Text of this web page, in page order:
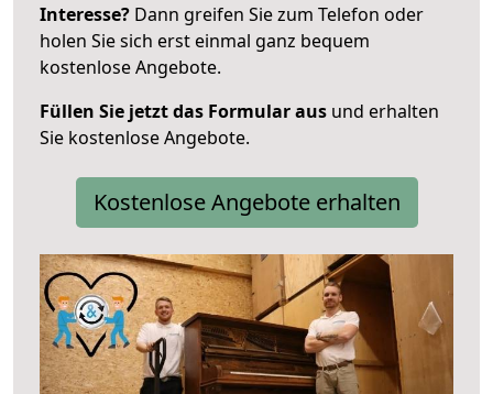
Interesse? Dann greifen Sie zum Telefon oder
holen Sie sich erst einmal ganz bequem
kostenlose Angebote.
Füllen Sie jetzt das Formular aus und erhalten
Sie kostenlose Angebote.
Kostenlose Angebote erhalten